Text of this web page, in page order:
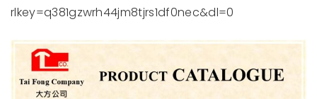
rlkey=q381gzwrh44jm8tjrs1df0nec&dl=0